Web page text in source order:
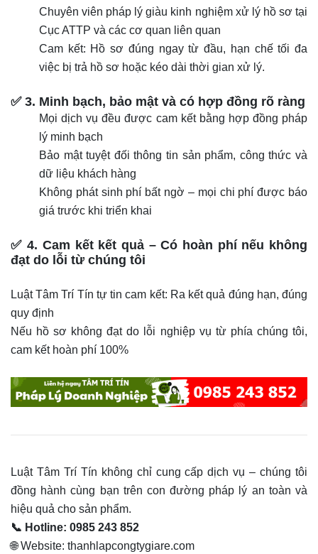
Chuyên viên pháp lý giàu kinh nghiệm xử lý hồ sơ tại
Cục ATTP và các cơ quan liên quan
Cam kết: Hồ sơ đúng ngay từ đầu, hạn chế tối đa
việc bị trả hồ sơ hoặc kéo dài thời gian xử lý.
✅ 3. Minh bạch, bảo mật và có hợp đồng rõ ràng
Mọi dịch vụ đều được cam kết bằng hợp đồng pháp
lý minh bạch
Bảo mật tuyệt đối thông tin sản phẩm, công thức và
dữ liệu khách hàng
Không phát sinh phí bất ngờ – mọi chi phí được báo
giá trước khi triển khai
✅ 4. Cam kết kết quả – Có hoàn phí nếu không
đạt do lỗi từ chúng tôi
Luật Tâm Trí Tín tự tin cam kết: Ra kết quả đúng hạn, đúng
quy định
Nếu hồ sơ không đạt do lỗi nghiệp vụ từ phía chúng tôi,
cam kết hoàn phí 100%
Luật Tâm Trí Tín không chỉ cung cấp dịch vụ – chúng tôi
đồng hành cùng bạn trên con đường pháp lý an toàn và
hiệu quả cho sản phẩm.
📞 Hotline: 0985 243 852
🌐 Website: thanhlapcongtygiare.com